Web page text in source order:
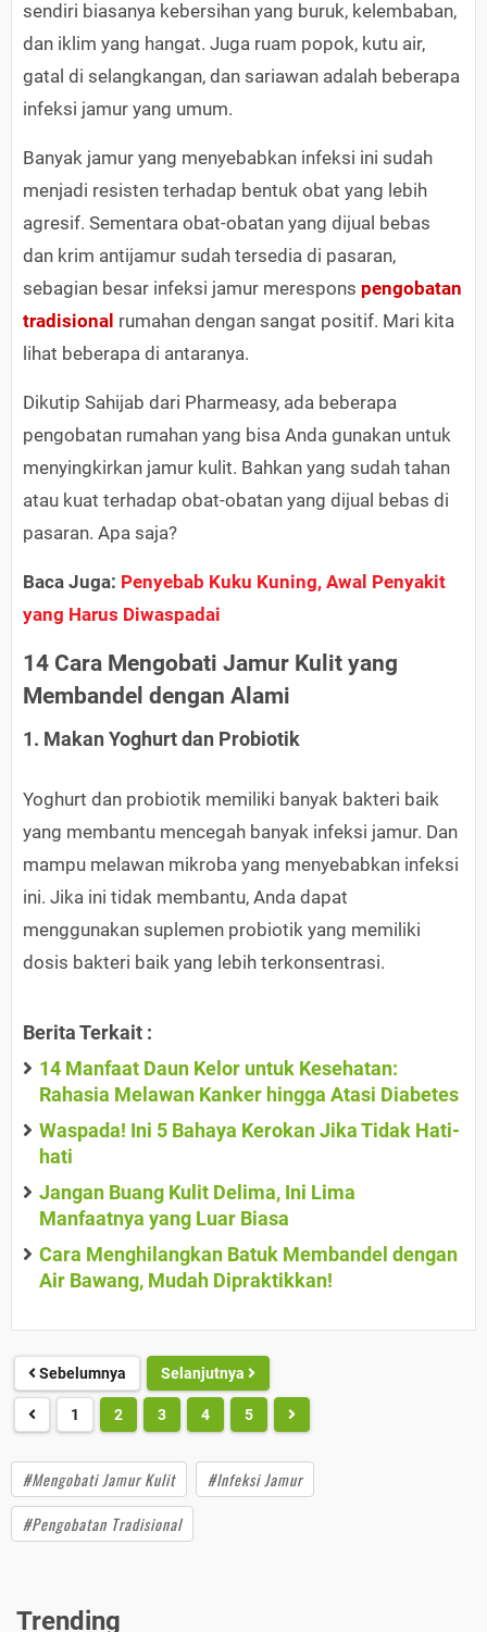
sendiri biasanya kebersihan yang buruk, kelembaban,
dan iklim yang hangat. Juga ruam popok, kutu air,
gatal di selangkangan, dan sariawan adalah beberapa
infeksi jamur yang umum.
Banyak jamur yang menyebabkan infeksi ini sudah
menjadi resisten terhadap bentuk obat yang lebih
agresif. Sementara obat-obatan yang dijual bebas
dan krim antijamur sudah tersedia di pasaran,
sebagian besar infeksi jamur merespons pengobatan
tradisional rumahan dengan sangat positif. Mari kita
lihat beberapa di antaranya.
Dikutip Sahijab dari Pharmeasy, ada beberapa
pengobatan rumahan yang bisa Anda gunakan untuk
menyingkirkan jamur kulit. Bahkan yang sudah tahan
atau kuat terhadap obat-obatan yang dijual bebas di
pasaran. Apa saja?
Baca Juga: Penyebab Kuku Kuning, Awal Penyakit
yang Harus Diwaspadai
14 Cara Mengobati Jamur Kulit yang
Membandel dengan Alami
1. Makan Yoghurt dan Probiotik
Yoghurt dan probiotik memiliki banyak bakteri baik
yang membantu mencegah banyak infeksi jamur. Dan
mampu melawan mikroba yang menyebabkan infeksi
ini. Jika ini tidak membantu, Anda dapat
menggunakan suplemen probiotik yang memiliki
dosis bakteri baik yang lebih terkonsentrasi.
Berita Terkait :
14 Manfaat Daun Kelor untuk Kesehatan:
Rahasia Melawan Kanker hingga Atasi Diabetes
Waspada! Ini 5 Bahaya Kerokan Jika Tidak Hati-
hati
Jangan Buang Kulit Delima, Ini Lima
Manfaatnya yang Luar Biasa
Cara Menghilangkan Batuk Membandel dengan
Air Bawang, Mudah Dipraktikkan!
Sebelumnya Selanjutnya
1 2 3 4 5
#Mengobati Jamur Kulit
#Infeksi Jamur
#Pengobatan Tradisional
Trending